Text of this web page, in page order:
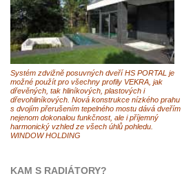
Systém zdvižně posuvných dveří HS PORTAL je
možné použít pro všechny profily VEKRA, jak
dřevěných, tak hliníkových, plastových i
dřevohliníkových. Nová konstrukce nízkého prahu
s dvojím přerušením tepelného mostu dává dveřím
nejenom dokonalou funkčnost, ale i příjemný
harmonický vzhled ze všech úhlů pohledu.
WINDOW HOLDING
KAM S RADIÁTORY?